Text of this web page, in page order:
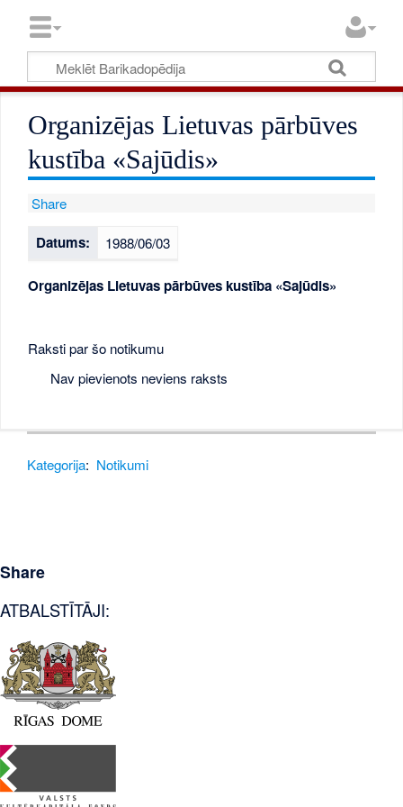
Organizējas Lietuvas pārbūves
kustība «Sajūdis»
Share
Datums: 1988/06/03
Organizējas Lietuvas pārbūves kustība «Sajūdis»
Raksti par šo notikumu
Nav pievienots neviens raksts
Kategorija: Notikumi
Share
ATBALSTĪTĀJI: